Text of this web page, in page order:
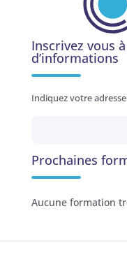
Inscrivez vous
d’informations
Indiquez votre
Prochaines
Aucune formation